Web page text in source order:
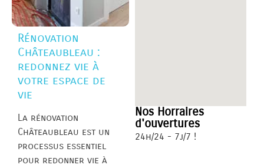
Rénovation
Châteaubleau :
redonnez vie à
votre espace de
vie
La rénovation
Châteaubleau est un
processus essentiel
pour redonner vie à
Nos Horraires
d'ouvertures
24h/24 - 7j/7 !